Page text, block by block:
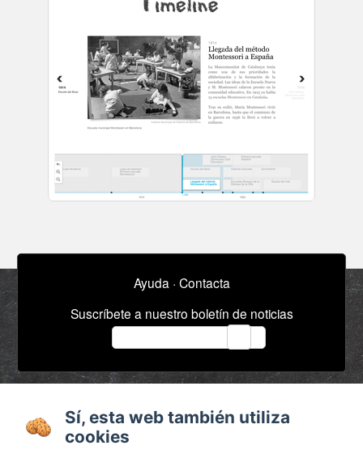
Ayuda · Contacta
Suscríbete a nuestro boletín de noticias
Términos y
condiciones
Timeline
Sí, esta web también utiliza
cookies